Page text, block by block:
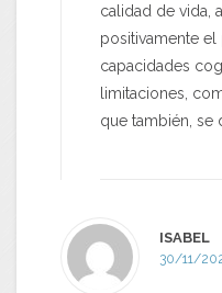
calidad de vida,
positivamente
capacidades
limitaciones,
que también, se
ISABEL
30/11/